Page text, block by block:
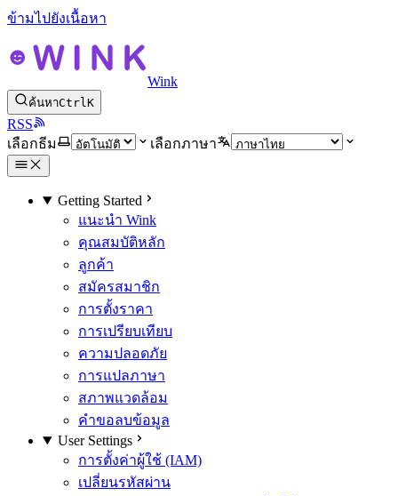
ข้ามไปยังเนื้อหา
Wink
ค้นหาCtrlK
RSS
เลือกธีม
เลือกภาษา
Getting Started
แนะนำ Wink
คุณสมบัติหลัก
ลูกค้า
สมัครสมาชิก
การตั้งราคา
การเปรียบเทียบ
ความปลอดภัย
การแปลภาษา
สภาพแวดล้อม
คำขอลบข้อมูล
User Settings
การตั้งค่าผู้ใช้ (IAM)
เปลี่ยนรหัสผ่าน